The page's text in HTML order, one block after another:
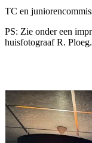
TC en
PS: Zie onder een
huisfotograaf R. Ploeg.